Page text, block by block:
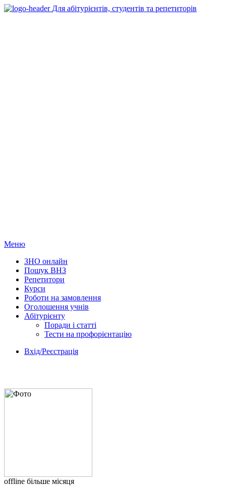
Для абітурієнтів, студентів та репетиторів
Меню
ЗНО онлайн
Пошук ВНЗ
Репетитори
Курси
Роботи на замовлення
Оголошення учнів
Абітурієнту
Поради і статті
Тести на профорієнтацію
Вхід/Реєстрація
offline більше місяця